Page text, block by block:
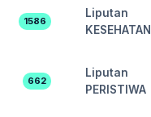
1586
Liputan
KESEHATAN
662
Liputan
PERISTIWA